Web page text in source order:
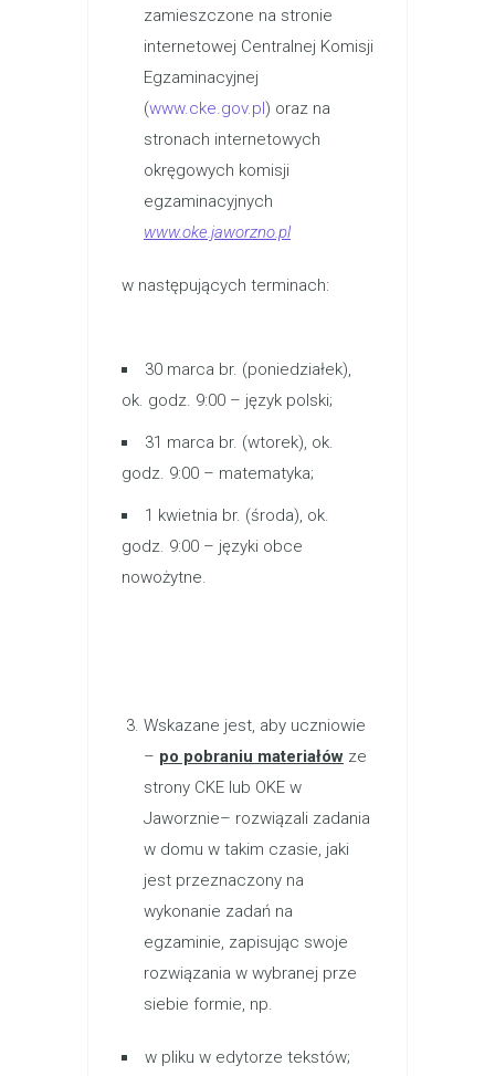
zamieszczone na stronie
internetowej Centralnej Komisji
Egzaminacyjnej
(www.cke.gov.pl) oraz na
stronach internetowych
okręgowych komisji
egzaminacyjnych
www.oke.jaworzno.pl
w następujących terminach:
30 marca br. (poniedziałek),
ok. godz. 9:00 – język polski;
31 marca br. (wtorek), ok.
godz. 9:00 – matematyka;
1 kwietnia br. (środa), ok.
godz. 9:00 – języki obce
nowożytne.
Wskazane jest, aby uczniowie
– po pobraniu materiałów ze
strony CKE lub OKE w
Jaworznie– rozwiązali zadania
w domu w takim czasie, jaki
jest przeznaczony na
wykonanie zadań na
egzaminie, zapisując swoje
rozwiązania w wybranej prze
siebie formie, np.
w pliku w edytorze tekstów;